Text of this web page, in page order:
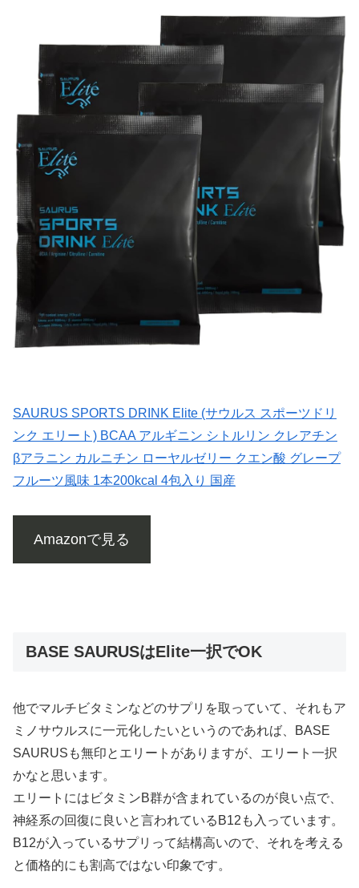
SAURUS SPORTS DRINK Elite (サウルス スポーツドリ
ンク エリート) BCAA アルギニン シトルリン クレアチン
βアラニン カルニチン ローヤルゼリー クエン酸 グレープ
フルーツ風味 1本200kcal 4包入り 国産
Amazonで見る
BASE SAURUSはElite一択でOK
他でマルチビタミンなどのサプリを取っていて、それもア
ミノサウルスに一元化したいというのであれば、BASE
SAURUSも無印とエリートがありますが、エリート一択
かなと思います。
エリートにはビタミンB群が含まれているのが良い点で、
神経系の回復に良いと言われているB12も入っています。
B12が入っているサプリって結構高いので、それを考える
と価格的にも割高ではない印象です。